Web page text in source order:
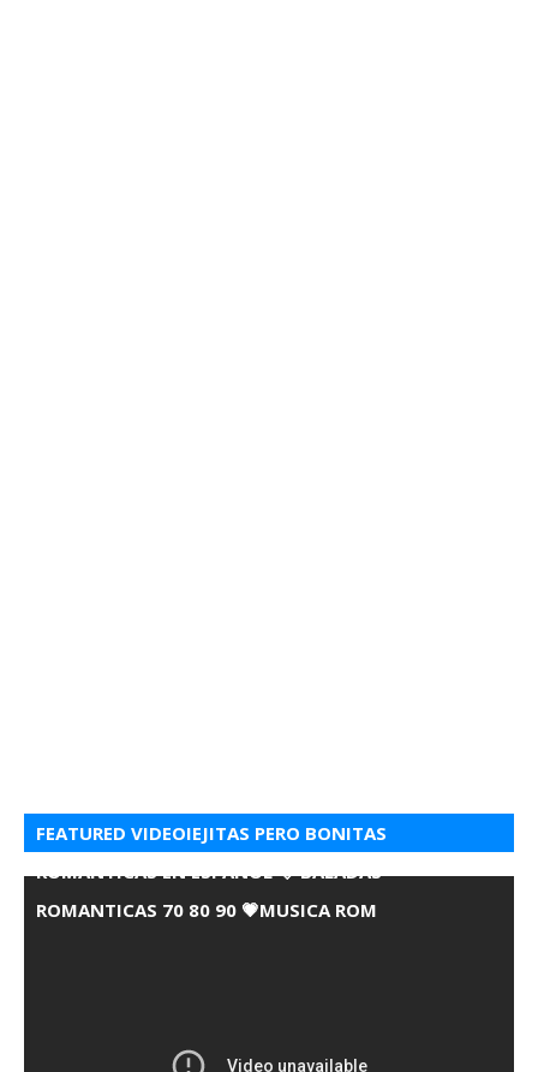
FEATURED VIDEOIEJITAS PERO BONITAS
ROMANTICAS EN ESPANOL 💘 BALADAS
ROMANTICAS 70 80 90 💗MUSICA ROM